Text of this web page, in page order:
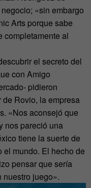
«sin embargo
Arts porque sabe
completamente al
el secreto del
con Amigo
pidieron
Rovio, la empresa
«Nos aconsejó que
nos pareció una
tiene la suerte de
el mundo. El hecho de
pensar que sería
nuestro juego».